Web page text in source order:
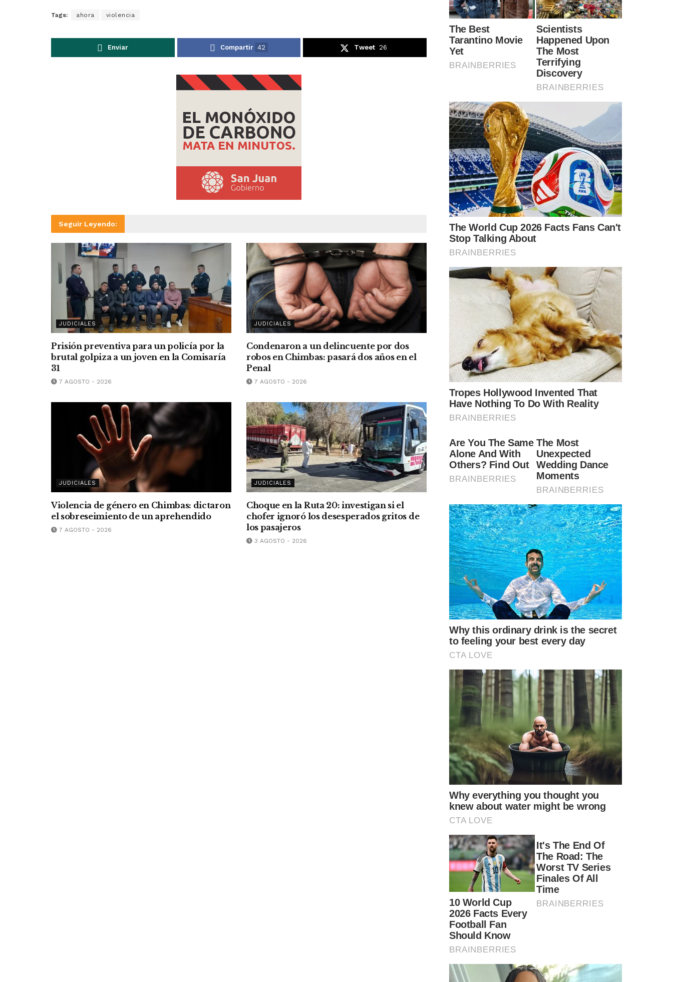
Tags: ahora violencia
Enviar Compartir 42 Tweet 26
Seguir Leyendo:
JUDICIALES
Prisión preventiva para un policía por la
brutal golpiza a un joven en la Comisaría
31
7 AGOSTO - 2026
JUDICIALES
Condenaron a un delincuente por dos
robos en Chimbas: pasará dos años en el
Penal
7 AGOSTO - 2026
JUDICIALES
Violencia de género en Chimbas: dictaron
el sobreseimiento de un aprehendido
7 AGOSTO - 2026
JUDICIALES
Choque en la Ruta 20: investigan si el
chofer ignoró los desesperados gritos de
los pasajeros
3 AGOSTO - 2026